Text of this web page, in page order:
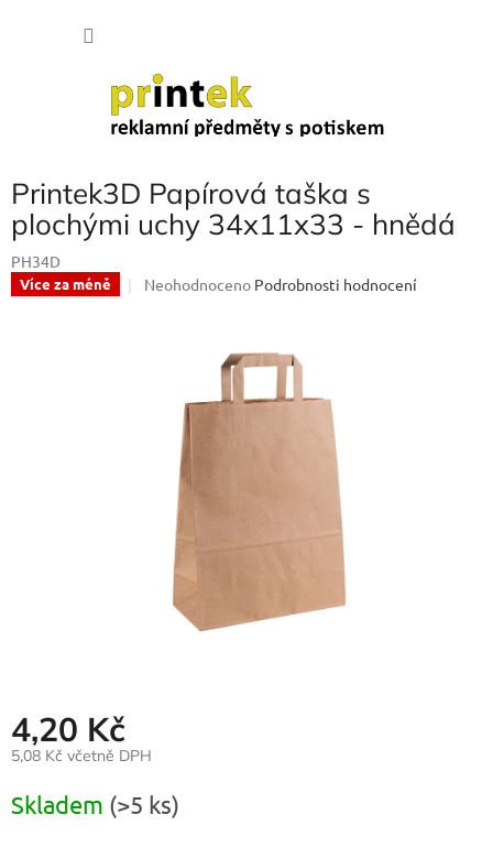
Printek3D Papírová taška s
plochými uchy 34x11x33 - hnědá
PH34D
Více za méně
Průměrné
hvězdiček.
Neohodnoceno Podrobnosti hodnocení
4,20 Kč
5,08 Kč včetně DPH
cena:
Skladem (>5 ks)